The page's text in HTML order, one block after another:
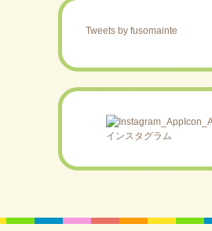
Tweets by fusomainte
インスタグラム